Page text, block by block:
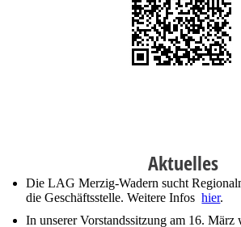
Aktuelles
Die LAG Merzig-Wadern sucht
die Geschäftsstelle. Weitere Infoshier.
In unserer Vorstandssitzung am 16. März